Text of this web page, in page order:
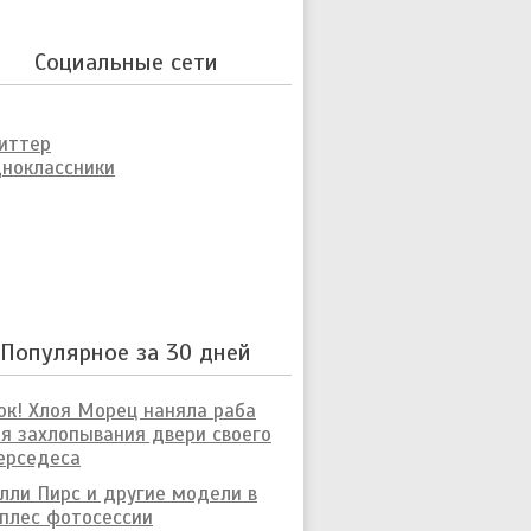
Социальные сети
Популярное за 30 дней
Хлоя Морец наняла раба
захлопывания двери своего
Пирс и другие модели в
фотосессии